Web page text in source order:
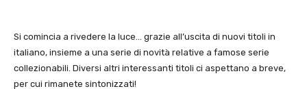
Si comincia a rivedere la luce… grazie all’uscita di nuovi titoli in
italiano, insieme a una serie di novità relative a famose serie
collezionabili. Diversi altri interessanti titoli ci aspettano a breve,
per cui rimanete sintonizzati!